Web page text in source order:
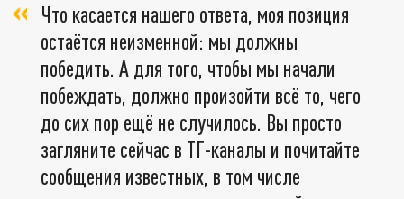
Что касается нашего ответа, моя позиция
остаётся неизменной: мы должны
победить. А для того, чтобы мы начали
побеждать, должно произойти всё то, чего
до сих пор ещё не случилось. Вы просто
загляните сейчас в ТГ-каналы и почитайте
сообщения известных, в том числе